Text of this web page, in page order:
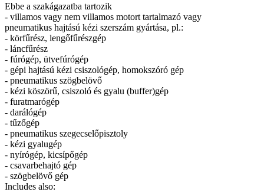
Ebbe a szakágazatba tartozik
- villamos vagy nem villamos motort tartalmazó vagy
pneumatikus hajtású kézi szerszám gyártása, pl.:
- körfűrész, lengőfűrészgép
- láncfűrész
- fúrógép, ütvefúrógép
- gépi hajtású kézi csiszológép, homokszóró gép
- pneumatikus szögbelövő
- kézi köszörű, csiszoló és gyalu (buffer)gép
- furatmarógép
- darálógép
- tűzőgép
- pneumatikus szegecselőpisztoly
- kézi gyalugép
- nyírógép, kicsípőgép
- csavarbehajtó gép
- szögbelövő gép
Includes also: